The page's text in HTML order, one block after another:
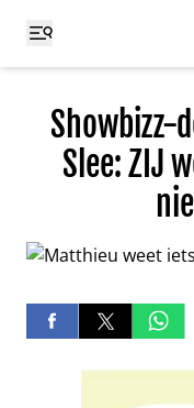
Showbizz-
Slee: ZIJ